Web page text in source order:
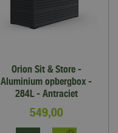
Orion Sit & Store -
Aluminium opbergbox -
284L - Antraciet
549,00